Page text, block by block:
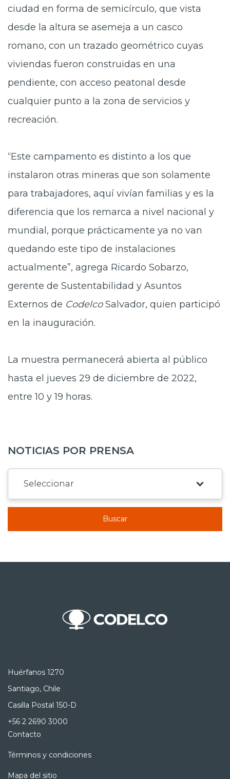
ciudad en forma de semicírculo, que vista
desde la altura se asemeja a un casco
romano, con un trazado geométrico cuyas
viviendas fueron construidas en una
pendiente, con acceso peatonal desde
cualquier punto a la zona de servicios y
recreación.
“Este campamento es distinto a los que
instalaron otras mineras que son solamente
para trabajadores, aquí vivían familias y es la
diferencia que los remarca a nivel nacional y
mundial, porque prácticamente ya no van
quedando este tipo de instalaciones
actualmente”, agrega Ricardo Sobarzo,
gerente de Sustentabilidad y Asuntos
Externos de CodelcoSalvador, quien participó
en la inauguración.
La muestra permanecerá abierta al público
hasta el jueves 29 de diciembre de 2022,
entre 10 y 19 horas.
NOTICIAS POR PRENSA
Buscar
Huérfanos 1270
Santiago, Chile
Casilla Postal 150-D
+56 2 2690 3000
Contacto
Términos y condiciones
Mapa del sitio